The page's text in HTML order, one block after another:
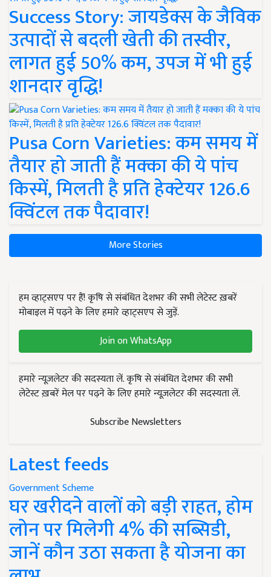
Success Story: जायडेक्स के जैविक
उत्पादों से बदली खेती की तस्वीर,
लागत हुई 50% कम, उपज में भी हुई
शानदार वृद्धि!
Pusa Corn Varieties: कम समय में
तैयार हो जाती हैं मक्का की ये पांच
किस्में, मिलती है प्रति हेक्टेयर 126.6
क्विंटल तक पैदावार!
More Stories
हम व्हाट्सएप पर हैं! कृषि से संबंधित देशभर की सभी लेटेस्ट ख़बरें
मोबाइल में पढ़ने के लिए हमारे व्हाट्सएप से जुड़ें.
Join on WhatsApp
हमारे न्यूज़लेटर की सदस्यता लें. कृषि से संबंधित देशभर की सभी
लेटेस्ट ख़बरें मेल पर पढ़ने के लिए हमारे न्यूज़लेटर की सदस्यता लें.
Subscribe Newsletters
Latest feeds
Government Scheme
घर खरीदने वालों को बड़ी राहत, होम
लोन पर मिलेगी 4% की सब्सिडी,
जानें कौन उठा सकता है योजना का